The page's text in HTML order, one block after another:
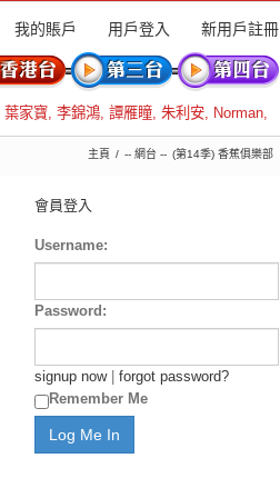
我的賬戶 用戶登入 新用戶註冊
葉家寶, 李錦鴻, 譚雁瞳, 朱利安, Norman,
主頁 -- 網台 -- (第14季) 香蕉俱樂部
會員登入
Username:
Password:
signup now| forgot password?
Remember Me